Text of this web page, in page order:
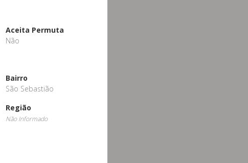
Aceita Permuta
Não
Bairro
São Sebastião
Região
Não Informado